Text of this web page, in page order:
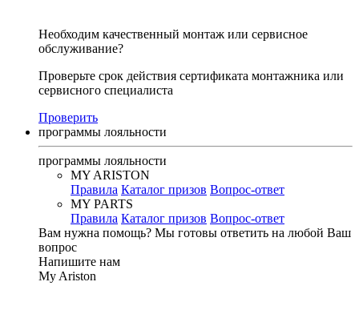
Необходим качественный монтаж или сервисное
обслуживание?
Проверьте срок действия сертификата монтажника или
сервисного специалиста
Проверить
программы лояльности
программы лояльности
MY ARISTON
Правила Каталог призов Вопрос-ответ
MY PARTS
Правила Каталог призов Вопрос-ответ
Вам нужна помощь? Мы готовы ответить на любой Ваш
вопрос
Напишите нам
My Ariston